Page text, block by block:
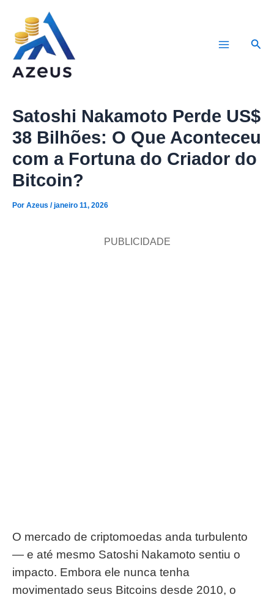
conteúdo
Satoshi Nakamoto Perde US$
38 Bilhões: O Que Aconteceu
com a Fortuna do Criador do
Bitcoin?
Por Azeus /janeiro 11, 2026
PUBLICIDADE
O mercado de criptomoedas anda turbulento
— e até mesmo Satoshi Nakamoto sentiu o
impacto. Embora ele nunca tenha
movimentado seus Bitcoins desde 2010, o